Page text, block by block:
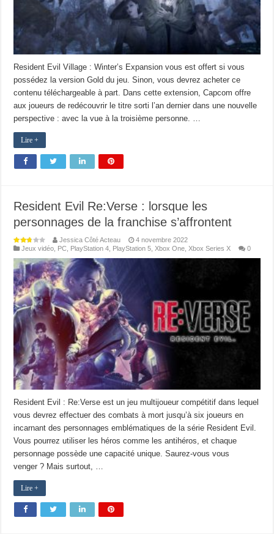
Resident Evil Village : Winter’s Expansion vous est offert si vous
possédez la version Gold du jeu. Sinon, vous devrez acheter ce
contenu téléchargeable à part. Dans cette extension, Capcom offre
aux joueurs de redécouvrir le titre sorti l’an dernier dans une nouvelle
perspective : avec la vue à la troisième personne. …
Lire +
Resident Evil Re:Verse : lorsque les
personnages de la franchise s’affrontent
Jessica Côté Acteau
4 novembre 2022
Jeux vidéo
PC PlayStation 4 PlayStation 5 ,Xbox One ,Xbox Series X 0
Resident Evil : Re:Verse est un jeu multijoueur compétitif dans lequel
vous devrez effectuer des combats à mort jusqu’à six joueurs en
incarnant des personnages emblématiques de la série Resident Evil.
Vous pourrez utiliser les héros comme les antihéros, et chaque
personnage possède une capacité unique. Saurez-vous vous
venger ? Mais surtout, …
Lire +